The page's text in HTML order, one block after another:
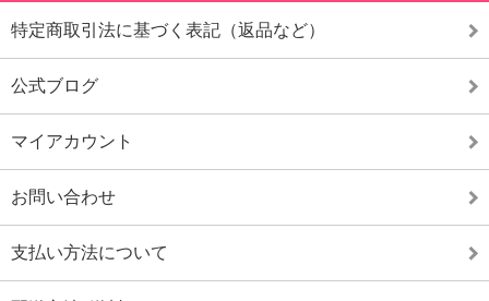
特定商取引法に基づく表記（返品など）
公式ブログ
マイアカウント
お問い合わせ
支払い方法について